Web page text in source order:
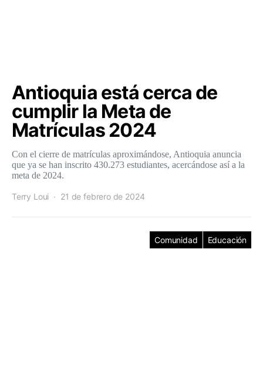
Antioquia está cerca de
cumplir la Meta de
Matrículas 2024
Con el cierre de matrículas aproximándose, Antioquia anuncia
que ya se han inscrito 430.273 estudiantes, acercándose así a la
meta de 2024.
Terry Loui 21 de febrero de 2024
Comunidad Educación